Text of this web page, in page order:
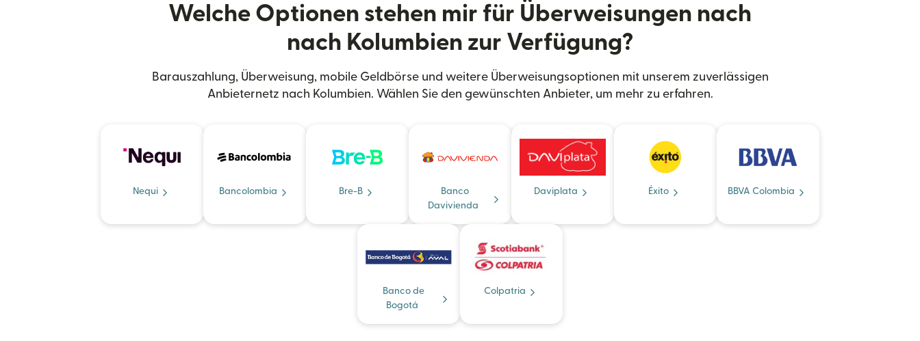
Welche Optionen stehen mir für Überweisungen nach
nach Kolumbien zur Verfügung?
Barauszahlung, Überweisung, mobile Geldbörse und weitere Überweisungsoptionen mit unserem zuverlässigen
Anbieternetz nach Kolumbien. Wählen Sie den gewünschten Anbieter, um mehr zu erfahren.
Nequi Bancolombia Bre-B
Banco
Davivienda
Daviplata Éxito BBVA Colombia
Banco de
Bogotá
Colpatria